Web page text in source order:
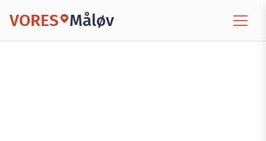
VORES Måløv